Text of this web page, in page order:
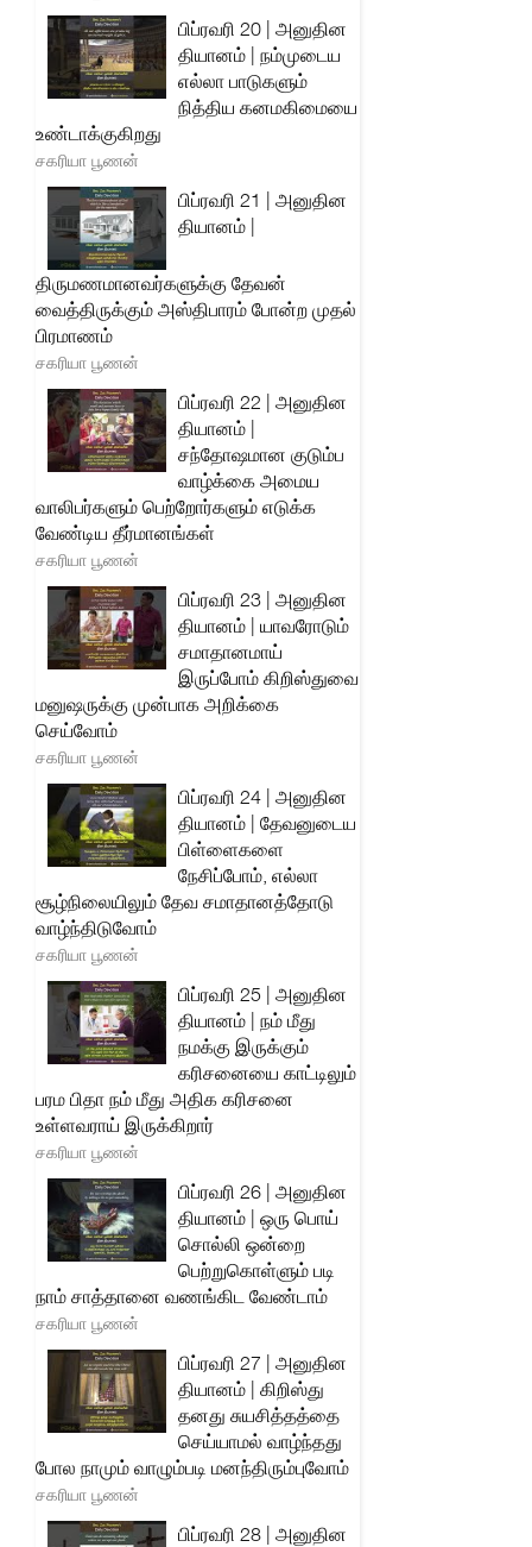
பிப்ரவரி 20 | அனுதின
தியானம் | நம்முடைய
எல்லா பாடுகளும்
நித்திய கனமகிமையை
உண்டாக்குகிறது
சகரியா பூணன்
பிப்ரவரி 21 | அனுதின
தியானம் |
திருமணமானவர்களுக்கு தேவன்
வைத்திருக்கும் அஸ்திபாரம் போன்ற முதல்
பிரமாணம்
சகரியா பூணன்
பிப்ரவரி 22 | அனுதின
தியானம் |
சந்தோஷமான குடும்ப
வாழ்க்கை அமைய
வாலிபர்களும் பெற்றோர்களும் எடுக்க
வேண்டிய தீர்மானங்கள்
சகரியா பூணன்
பிப்ரவரி 23 | அனுதின
தியானம் | யாவரோடும்
சமாதானமாய்
இருப்போம் கிறிஸ்துவை
மனுஷருக்கு முன்பாக அறிக்கை
செய்வோம்
சகரியா பூணன்
பிப்ரவரி 24 | அனுதின
தியானம் | தேவனுடைய
பிள்ளைகளை
நேசிப்போம், எல்லா
சூழ்நிலையிலும் தேவ சமாதானத்தோடு
வாழ்ந்திடுவோம்
சகரியா பூணன்
பிப்ரவரி 25 | அனுதின
தியானம் | நம் மீது
நமக்கு இருக்கும்
கரிசனையை காட்டிலும்
பரம பிதா நம் மீது அதிக கரிசனை
உள்ளவராய் இருக்கிறார்
சகரியா பூணன்
பிப்ரவரி 26 | அனுதின
தியானம் | ஒரு பொய்
சொல்லி ஒன்றை
பெற்றுகொள்ளும் படி
நாம் சாத்தானை வணங்கிட வேண்டாம்
சகரியா பூணன்
பிப்ரவரி 27 | அனுதின
தியானம் | கிறிஸ்து
தனது சுயசித்தத்தை
செய்யாமல் வாழ்ந்தது
போல நாமும் வாழும்படி மனந்திரும்புவோம்
சகரியா பூணன்
பிப்ரவரி 28 | அனுதின